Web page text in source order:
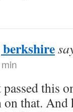
this
on that.